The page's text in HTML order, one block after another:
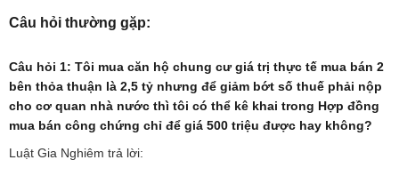
Câu hỏi thường gặp:
Câu hỏi 1: Tôi mua căn hộ chung cư giá trị thực tế mua bán 2
bên thỏa thuận là 2,5 tỷ nhưng để giảm bớt số thuế phải nộp
cho cơ quan nhà nước thì tôi có thể kê khai trong Hợp đồng
mua bán công chứng chỉ để giá 500 triệu được hay không?
Luật Gia Nghiêm trả lời: